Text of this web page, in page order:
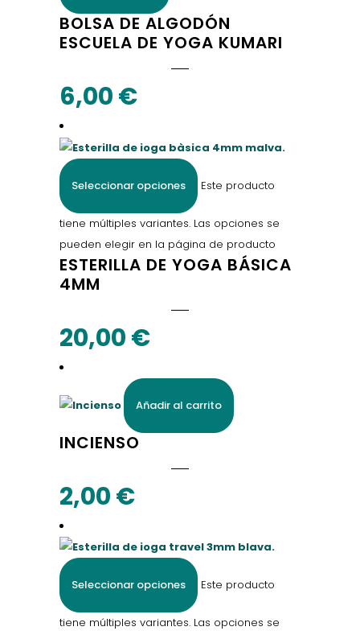
BOLSA DE ALGODÓN
ESCUELA DE YOGA KUMARI
6,00€
Seleccionar opciones Este producto
tiene múltiples variantes. Las opciones se
pueden elegir en la página de producto
ESTERILLA DE YOGA BÁSICA
4MM
20,00€
Añadir al carrito
INCIENSO
2,00€
Seleccionar opciones Este producto
tiene múltiples variantes. Las opciones se